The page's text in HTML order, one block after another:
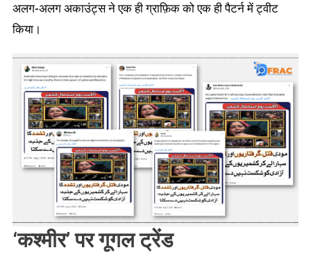
अलग-अलग अकाउंट्स ने एक ही ग्राफ़िक को एक ही पैटर्न में ट्वीट
किया।
‘कश्मीर’ पर गूगल ट्रेंड